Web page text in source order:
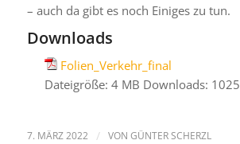
– auch da gibt es noch Einiges zu tun.
Downloads
Folien_Verkehr_final
Dateigröße: 4 MB Downloads: 1025
7. MÄRZ 2022 / VON GÜNTER SCHERZL